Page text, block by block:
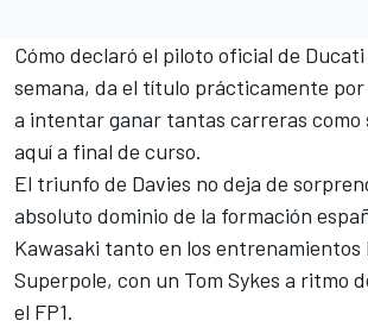
Cómo declaró el piloto oficial de Ducati
semana, da el título prácticamente
a intentar ganar tantas carreras como
aquí a final de curso.
El triunfo de Davies no deja de
absoluto dominio de la formación
Kawasaki tanto en los entrenamientos
Superpole, con un Tom Sykes a ritmo
el FP1.